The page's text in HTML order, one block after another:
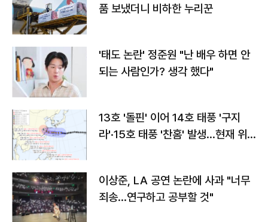
품 보냈더니 비하한 누리꾼
'태도 논란' 정준원 "난 배우 하면 안
되는 사람인가? 생각 했다"
13호 '돌핀' 이어 14호 태풍 '구지
라'·15호 태풍 '찬홈' 발생…현재 위
이상준, LA 공연 논란에 사과 "너무
죄송…연구하고 공부할 것"